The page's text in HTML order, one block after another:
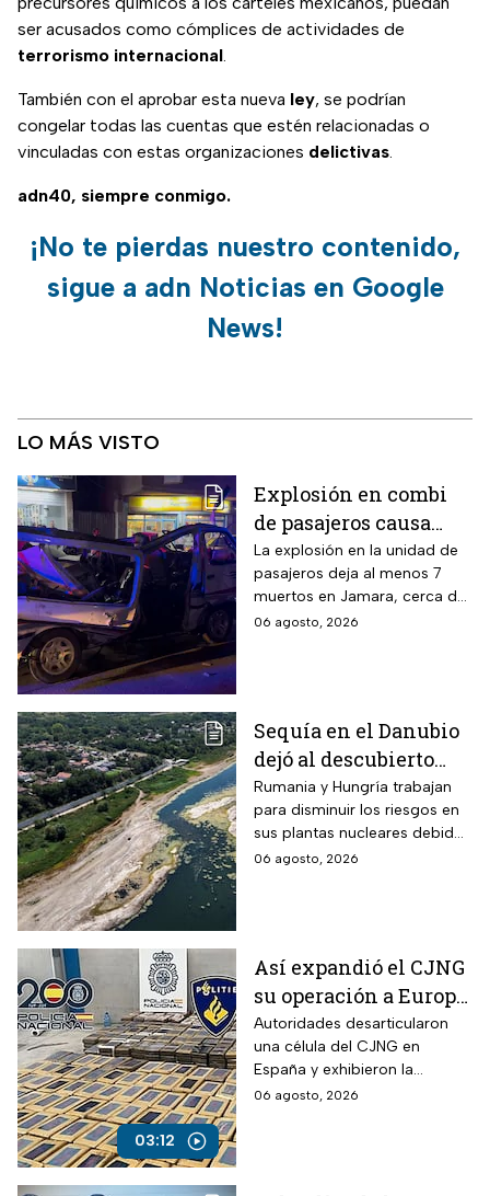
ser acusados como cómplices de actividades de
terrorismo internacional.
También con el aprobar esta nueva ley, se podrían
congelar todas las cuentas que estén relacionadas o
vinculadas con estas organizaciones delictivas.
adn40, siempre conmigo.
¡No te pierdas nuestro contenido,
sigue a adn Noticias en Google
News!
LO MÁS VISTO
Explosión en combi
de pasajeros causa
terror en las calles de
Jaramana en Damasco
La explosión en la unidad de
pasajeros deja al menos 7
muertos en Jamara, cerca de
Damasco; autoridades
06 agosto, 2026
Sequía en el Danubio
dejó al descubierto
buques de la Segunda
Guerra Mundial
Rumania y Hungría trabajan
para disminuir los riesgos en
sus plantas nucleares debido
a los mínimos históricos
06 agosto, 2026
03:12
Así expandió el CJNG
su operación a Europa;
desmantelan célula
en España
Autoridades desarticularon
una célula del CJNG en
España y exhibieron la
expansión del cártel con
06 agosto, 2026